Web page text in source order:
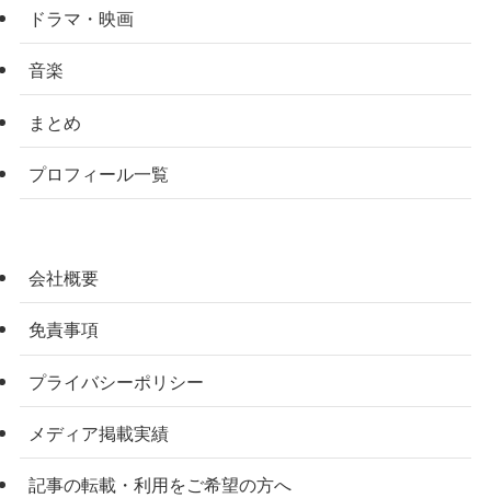
ドラマ・映画
音楽
まとめ
プロフィール一覧
会社概要
免責事項
プライバシーポリシー
メディア掲載実績
記事の転載・利用をご希望の方へ